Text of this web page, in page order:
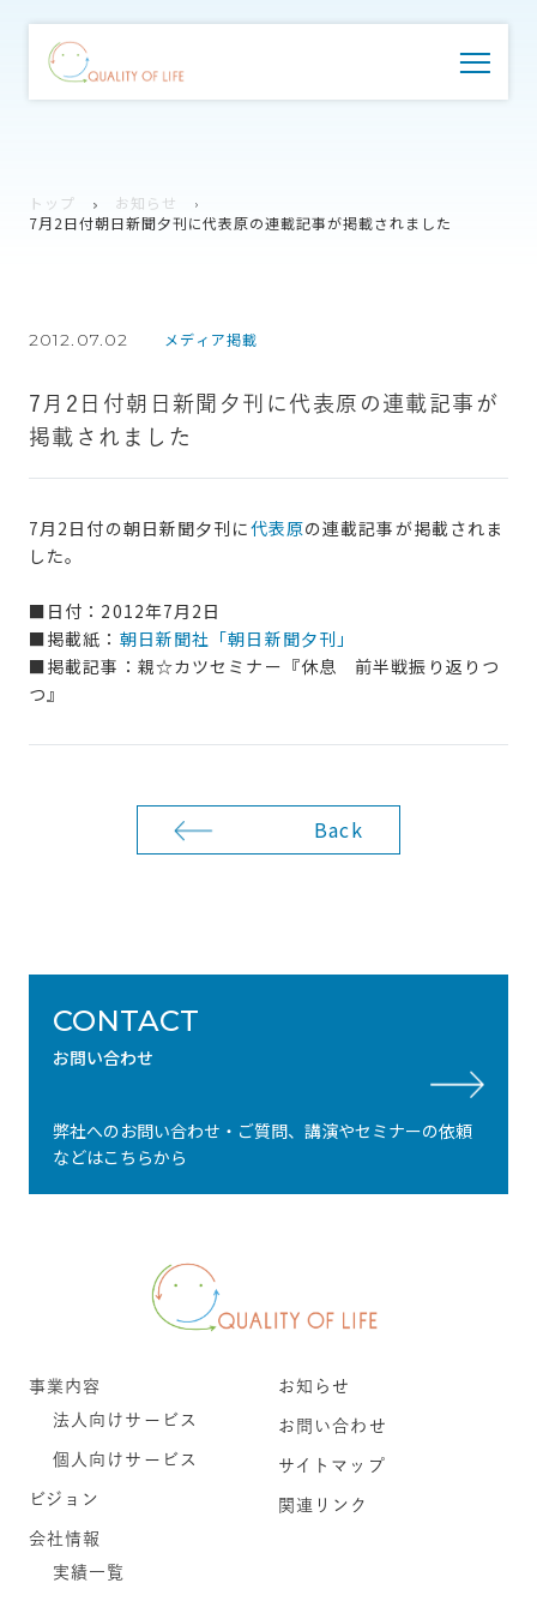
トップ
お知らせ
7月2日付朝日新聞夕刊に代表原の連載記事が掲載されました
2012.07.02 メディア掲載
7月2日付朝日新聞夕刊に代表原の連載記事が
掲載されました
7月2日付の朝日新聞夕刊に代表原の連載記事が掲載されま
した。
■日付：2012年7月2日
■掲載紙： 朝日新聞社「朝日新聞夕刊」
■掲載記事：親☆カツセミナー『休息 前半戦振り返りつ
つ』
Back
CONTACT
お問い合わせ
弊社へのお問い合わせ・ご質問、講演やセミナーの依頼
などはこちらから
事業内容
法人向けサービス
個人向けサービス
ビジョン
会社情報
実績一覧
お知らせ
お問い合わせ
サイトマップ
関連リンク